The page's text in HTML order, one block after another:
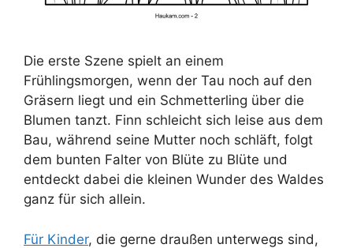
Die erste Szene spielt an einem
Frühlingsmorgen, wenn der Tau noch auf den
Gräsern liegt und ein Schmetterling über die
Blumen tanzt. Finn schleicht sich leise aus dem
Bau, während seine Mutter noch schläft, folgt
dem bunten Falter von Blüte zu Blüte und
entdeckt dabei die kleinen Wunder des Waldes
ganz für sich allein.
Für Kinder, die gerne draußen unterwegs sind,